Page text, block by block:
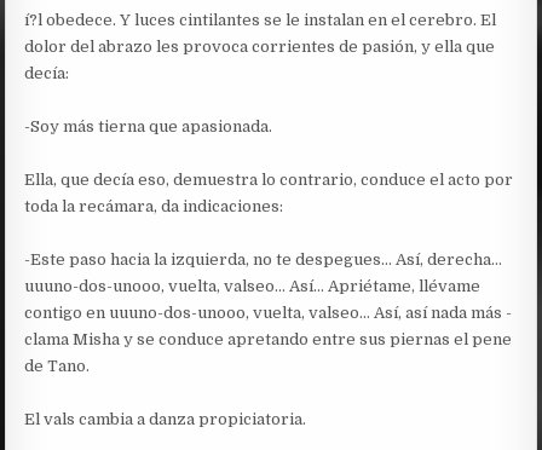
í?l obedece. Y luces cintilantes se le instalan en el cerebro. El
dolor del abrazo les provoca corrientes de pasión, y ella que
decía:
-Soy más tierna que apasionada.
Ella, que decía eso, demuestra lo contrario, conduce el acto por
toda la recámara, da indicaciones:
-Este paso hacia la izquierda, no te despegues… Así, derecha…
uuuno-dos-unooo, vuelta, valseo… Así… Apriétame, llévame
contigo en uuuno-dos-unooo, vuelta, valseo… Así, así nada más -
clama Misha y se conduce apretando entre sus piernas el pene
de Tano.
El vals cambia a danza propiciatoria.